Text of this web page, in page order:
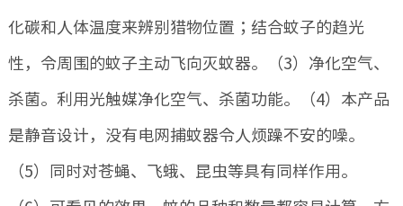
化碳和人体温度来辨别猎物位置；结合蚊子的趋光
性，令周围的蚊子主动飞向灭蚊器。（3）净化空气、
杀菌。利用光触媒净化空气、杀菌功能。（4）本产品
是静音设计，没有电网捕蚊器令人烦躁不安的噪。
（5）同时对苍蝇、飞蛾、昆虫等具有同样作用。